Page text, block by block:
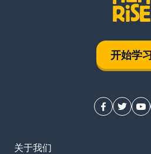
开始学习
关于我们